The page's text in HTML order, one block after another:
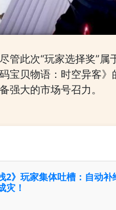
尽管此次“玩家选择奖”
码宝贝物语：时空异客
强大的市场号召力。
2》玩家集体吐槽：自动补
灾！